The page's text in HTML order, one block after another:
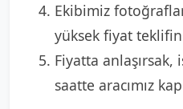
Ekibimiz
yüksek fiyat
Fiyatta
saatte aracımız